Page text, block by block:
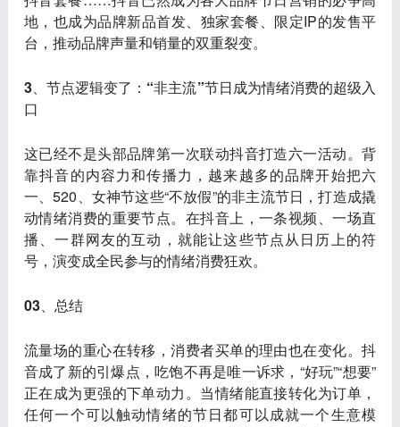
地，也成为品牌新品首发、独家套餐、限定IP的发售平
台，推动品牌声量和销量的双重裂变。
3、节点逻辑变了：“非主流”节日成为情绪消费的超级入
口
这已经不是头部品牌第一次联动抖音打造六一活动。背
靠抖音的内容力和传播力，越来越多的品牌开始把六
一、520、女神节这些“不放假”的非主流节日，打造成撬
动情绪消费的重要节点。在抖音上，一条视频、一场直
播、一群网友的互动，就能让这些节点从日历上的符
号，演变成全民参与的情绪消费狂欢。
03、总结
流量场的重心在转移，消费者买单的理由也在变化。抖
音成了新的引爆点，吃饱不再是唯一诉求，“好玩”“想要”
正在成为更强的下单动力。当情绪能直接转化为订单，
任何一个可以触动情绪的节日都可以成就一个生意模